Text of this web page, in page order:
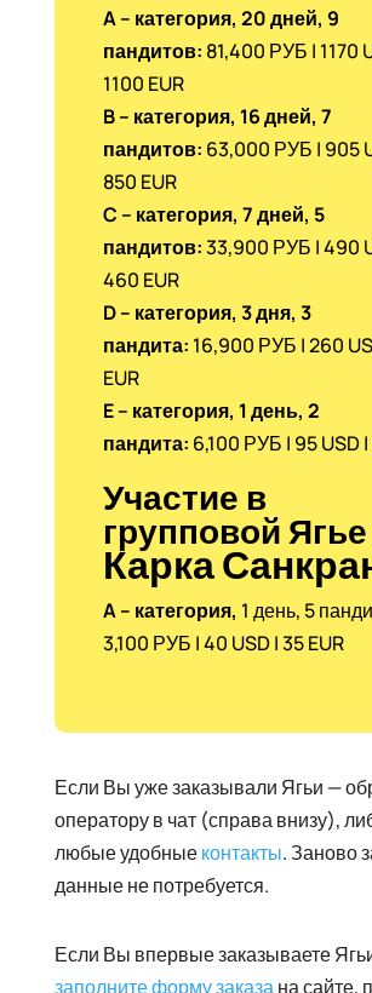
A – категория, 20 дней, 9
пандитов: 81,400 РУБ | 1170
1100 EUR
B – категория, 16 дней, 7
пандитов: 63,000 РУБ | 905
850 EUR
C – категория, 7 дней, 5
пандитов:33,900 РУБ | 490
460 EUR
D – категория, 3 дня, 3
пандита: 16,900 РУБ | 260
EUR
E – категория, 1 день, 2
пандита: 6,100 РУБ | 95 USD |
Участие в
групповой
Карка
A– категория, 1 день, 5
3,100 РУБ | 40 USD | 35 EUR
Если Вы уже заказывали Ягьи —
оператору в чат (справа внизу),
любые удобныеконтакты. Заново
данные не потребуется.
Если Вы впервые заказываете
заполните форму заказана сайте,